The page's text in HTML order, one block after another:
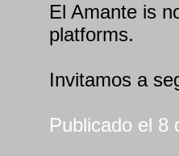
El Amante is
platforms.
Invitamos a
Publicado el 8